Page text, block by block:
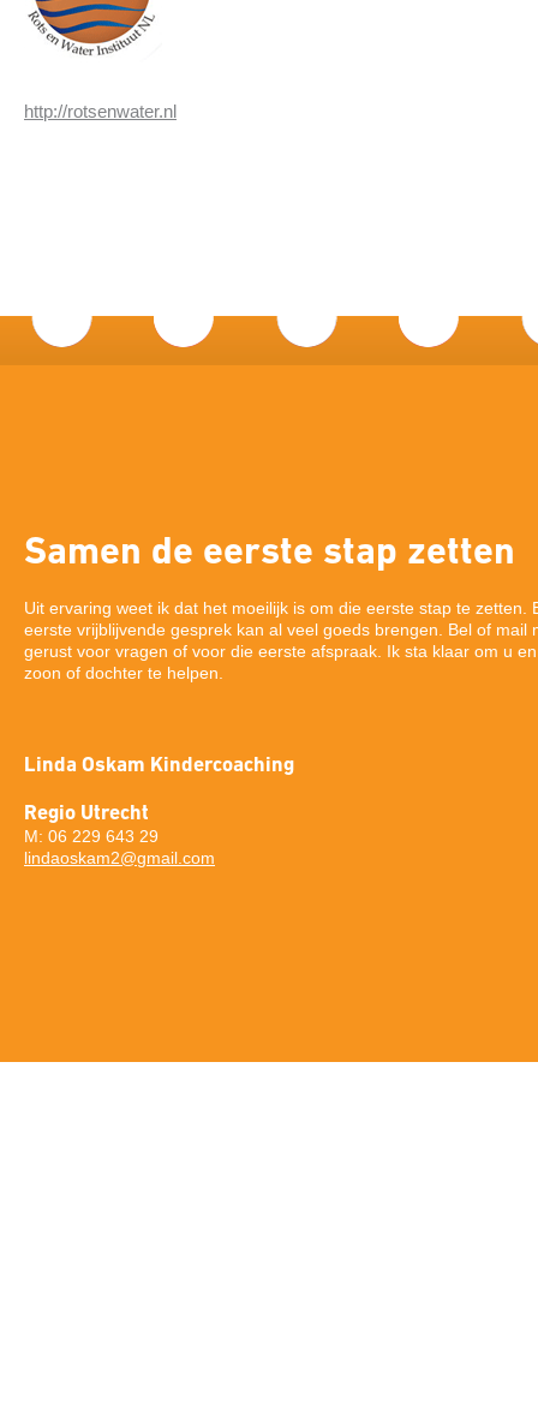
http://rotsenwater.nl
Samen de eerste stap zetten
Uit ervaring weet ik dat het moeilijk is om die eerste stap te zetten.
eerste vrijblijvende gesprek kan al veel goeds brengen. Bel of mail
gerust voor vragen of voor die eerste afspraak. Ik sta klaar om u
zoon of dochter te helpen.
Linda Oskam Kindercoaching
Regio Utrecht
M: 06 229 643 29
lindaoskam2@gmail.com